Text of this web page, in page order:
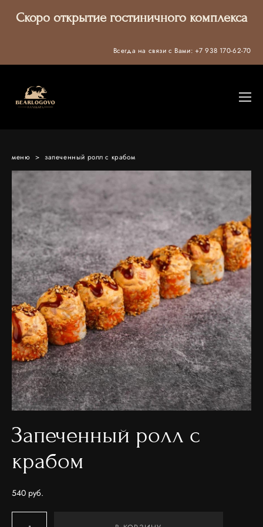
Скоро открытие гостиничного комплекса
Всегда на связи с Вами: +7 938 170-62-70
меню > запеченный ролл с крабом
Запеченный ролл с
крабом
540 pуб.